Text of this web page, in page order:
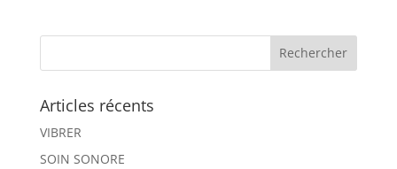
Articles récents
VIBRER
SOIN SONORE